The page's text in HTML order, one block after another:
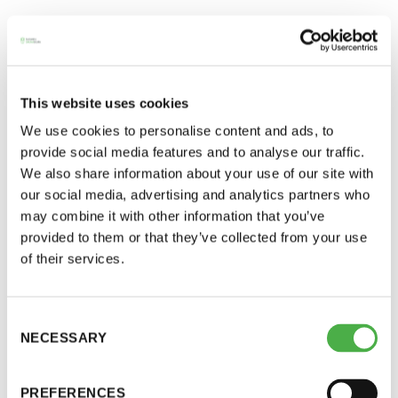
This website uses cookies
We use cookies to personalise content and ads, to
provide social media features and to analyse our traffic.
We also share information about your use of our site with
our social media, advertising and analytics partners who
may combine it with other information that you’ve
provided to them or that they’ve collected from your use
of their services.
Selection
NECESSARY
PREFERENCES
YHTEYSTIEDOT
Saunaseuran tarkoitus
saunakulttuuria ja pyrkii kehittämään suomalaista
Lisää tietoa Jämsän Saunakylästä muun muassa
https://www.himosjamsa.fi/keski-
https://www.facebook.com/saunakyla
Suositus vierasmäärien vähentämisestä sekä
muistutus isännän tai emännän velvollisuuksista
Korontatilanteen jatkuessa Suomen Saunaseura
toivoo, että jäsenet pohtivat vieraiden tuomisen
tarpeitaan. Vaikka tiedämmekin, että jäsenemme
Saunatalolle saapuisi koronatartuntoja. Emme
uskomme että jäsenemme osaavat toimia tilanteen